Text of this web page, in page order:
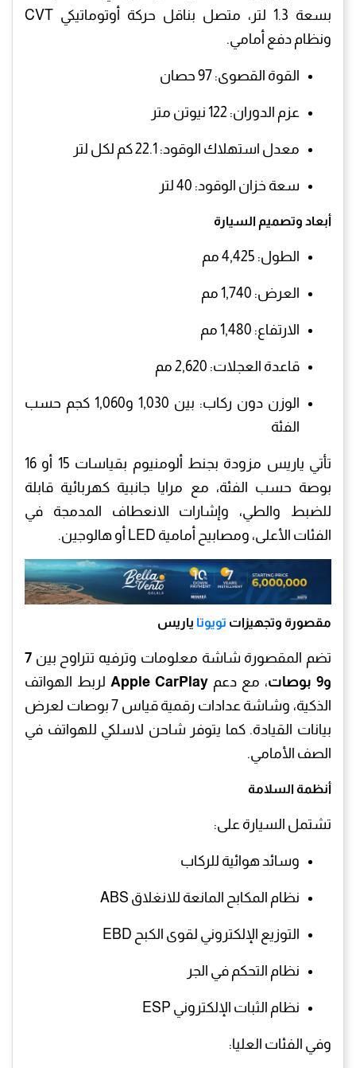
بسعة 1.3 لتر، متصل بناقل حركة أوتوماتيكي CVT
ونظام دفع أمامي.
القوة القصوى: 97 حصان
عزم الدوران: 122 نيوتن متر
معدل استهلاك الوقود: 22.1 كم لكل لتر
سعة خزان الوقود: 40 لتر
أبعاد وتصميم السيارة
الطول: 4,425 مم
العرض: 1,740 مم
الارتفاع: 1,480 مم
قاعدة العجلات: 2,620 مم
الوزن دون ركاب: بين 1,030 و1,060 كجم حسب
الفئة
تأتي ياريس مزودة بجنط ألومنيوم بقياسات 15 أو 16
بوصة حسب الفئة، مع مرايا جانبية كهربائية قابلة
للضبط والطي، وإشارات الانعطاف المدمجة في
الفئات الأعلى، ومصابيح أمامية LED أو هالوجين.
مقصورة وتجهيزات تويوتا ياريس
تضم المقصورة شاشة معلومات وترفيه تتراوح بين 7
و9 بوصات
، مع دعم Apple CarPlay لربط الهواتف
الذكية، وشاشة عدادات رقمية قياس 7 بوصات لعرض
بيانات القيادة. كما يتوفر شاحن لاسلكي للهواتف في
الصف الأمامي.
أنظمة السلامة
تشتمل السيارة على:
وسائد هوائية للركاب
نظام المكابح المانعة للانغلاق ABS
التوزيع الإلكتروني لقوى الكبح EBD
نظام التحكم في الجر
نظام الثبات الإلكتروني ESP
وفي الفئات العليا: